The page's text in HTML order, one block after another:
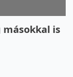
másokkal is